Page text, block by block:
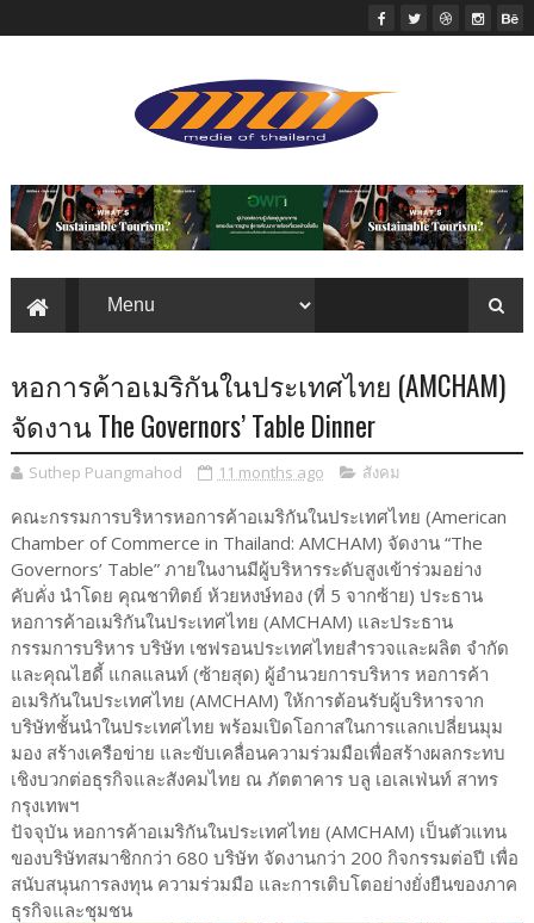
หอการค้าอเมริกันในประเทศไทย (AMCHAM)
จัดงาน The Governors’ Table Dinner
Suthep Puangmahod 11 months ago สังคม
คณะกรรมการบริหารหอการค้าอเมริกันในประเทศไทย (American
Chamber of Commerce in Thailand: AMCHAM) จัดงาน “The
Governors’ Table” ภายในงานมีผู้บริหารระดับสูงเข้าร่วมอย่าง
คับคั่ง นำโดย คุณชาทิตย์ ห้วยหงษ์ทอง (ที่ 5 จากซ้าย) ประธาน
หอการค้าอเมริกันในประเทศไทย (AMCHAM) และประธาน
กรรมการบริหาร บริษัท เชฟรอนประเทศไทยสำรวจและผลิต จำกัด
และคุณไฮดี้ แกลแลนท์ (ซ้ายสุด) ผู้อำนวยการบริหาร หอการค้า
อเมริกันในประเทศไทย (AMCHAM) ให้การต้อนรับผู้บริหารจาก
บริษัทชั้นนำในประเทศไทย พร้อมเปิดโอกาสในการแลกเปลี่ยนมุม
มอง สร้างเครือข่าย และขับเคลื่อนความร่วมมือเพื่อสร้างผลกระทบ
เชิงบวกต่อธุรกิจและสังคมไทย ณ ภัตตาคาร บลู เอเลเฟ่นท์ สาทร
กรุงเทพฯ
ปัจจุบัน หอการค้าอเมริกันในประเทศไทย (AMCHAM) เป็นตัวแทน
ของบริษัทสมาชิกกว่า 680 บริษัท จัดงานกว่า 200 กิจกรรมต่อปี เพื่อ
สนับสนุนการลงทุน ความร่วมมือ และการเติบโตอย่างยั่งยืนของภาค
ธุรกิจและชุมชน